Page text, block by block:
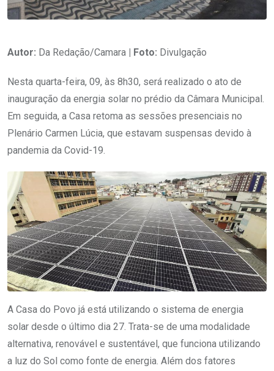
Autor: Da Redação/Camara | Foto: Divulgação
Nesta quarta-feira, 09, às 8h30, será realizado o ato de
inauguração da energia solar no prédio da Câmara Municipal.
Em seguida, a Casa retoma as sessões presenciais no
Plenário Carmen Lúcia, que estavam suspensas devido à
pandemia da Covid-19.
A Casa do Povo já está utilizando o sistema de energia
solar desde o último dia 27. Trata-se de uma modalidade
alternativa, renovável e sustentável, que funciona utilizando
a luz do Sol como fonte de energia. Além dos fatores